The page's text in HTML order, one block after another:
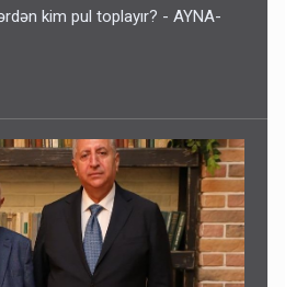
kim pul toplayır? - AYNA-